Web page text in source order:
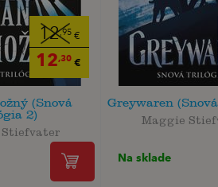
12,95 €
12,30 €
(Snová
2)
Stiefvater
Greywaren
Maggie
Na sklade